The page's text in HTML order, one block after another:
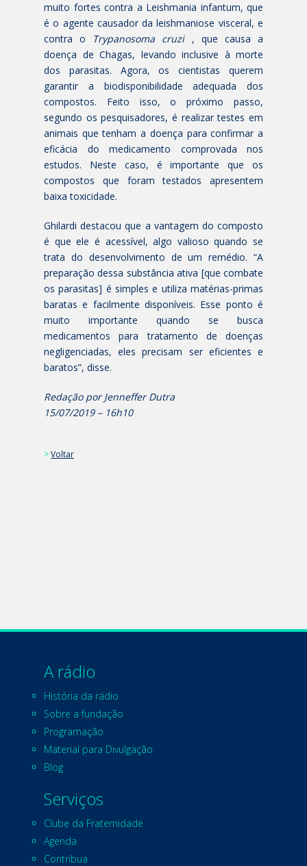
muito fortes contra a Leishmania infantum, que
é o agente causador da leishmaniose visceral, e
contra o Trypanosoma cruzi, que causa a
doença de Chagas, levando inclusive à morte
dos parasitas. Agora, os cientistas querem
garantir a biodisponibilidade adequada dos
compostos. Feito isso, o próximo passo,
segundo os pesquisadores, é realizar testes em
animais que tenham a doença para confirmar a
eficácia do medicamento comprovada nos
estudos. Neste caso, é importante que os
compostos que foram testados apresentem
baixa toxicidade.
Ghilardi destacou que a vantagem do composto
é que ele é acessível, algo valioso quando se
trata do desenvolvimento de um remédio. “A
preparação dessa substância ativa [que combate
os parasitas] é simples e utiliza matérias-primas
baratas e facilmente disponíveis. Esse ponto é
muito importante quando se busca
medicamentos para tratamento de doenças
negligenciadas, eles precisam ser eficientes e
baratos”, disse.
Redação por Jenneffer Dutra
15/07/2019 – 16h10
>Voltar
A rádio
História da rádio
Sobre a fundação
Programação
Material para Divulgação
Blog
Serviços
Clube da Fraternidade
Agenda
Contribua